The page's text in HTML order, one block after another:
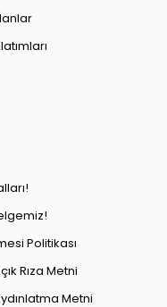
Politikası
Rıza Metni
Metni